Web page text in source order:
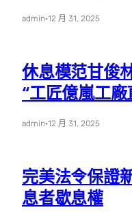
admin·12 月 31, 2025
休息模范甘俊
“工匠億嵐工
admin·12 月 31, 2025
完美法令保證
息者歇息權